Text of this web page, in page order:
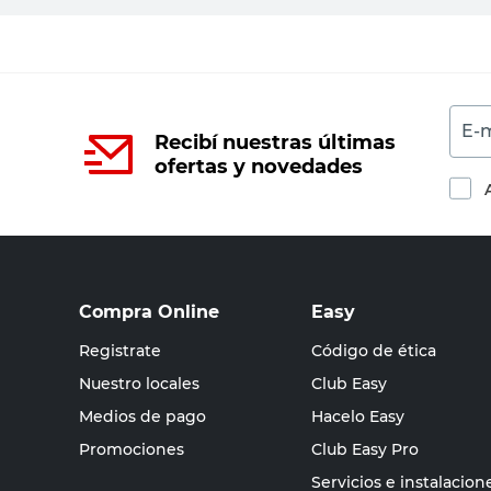
Recibí nuestras últimas
ofertas y novedades
E-
Compra Online
Registrate
Nuestro locales
Medios de pago
Promociones
Easy
Código de ética
Club Easy
Hacelo Easy
Club Easy Pro
Servicios e